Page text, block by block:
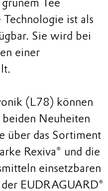
Tee
ist als
Sie wird bei
einer
(L78) können
beiden Neuheiten
über das Sortiment
Rexiva® und die
einsetzbaren
EUDRAGUARD®